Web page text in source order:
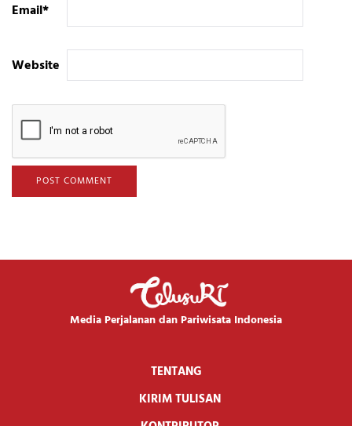
Email*
Website
Media Perjalanan dan Pariwisata Indonesia
TENTANG
KIRIM TULISAN